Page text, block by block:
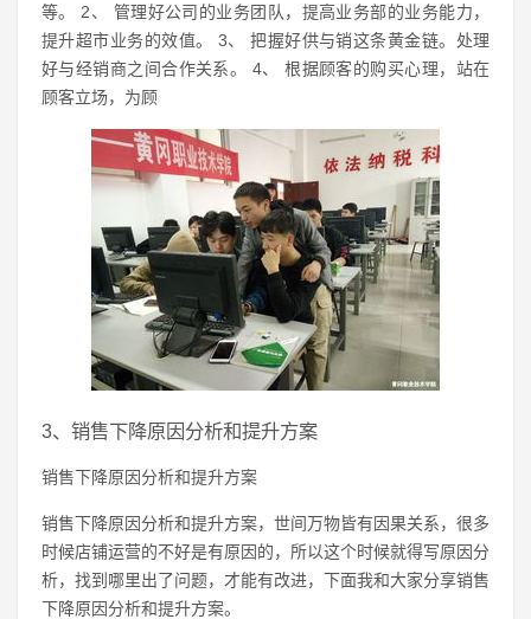
等。 2、 管理好公司的业务团队，提高业务部的业务能力，
提升超市业务的效值。 3、 把握好供与销这条黄金链。处理
好与经销商之间合作关系。 4、 根据顾客的购买心理，站在
顾客立场，为顾
3、销售下降原因分析和提升方案
销售下降原因分析和提升方案
销售下降原因分析和提升方案，世间万物皆有因果关系，很多
时候店铺运营的不好是有原因的，所以这个时候就得写原因分
析，找到哪里出了问题，才能有改进，下面我和大家分享销售
下降原因分析和提升方案。